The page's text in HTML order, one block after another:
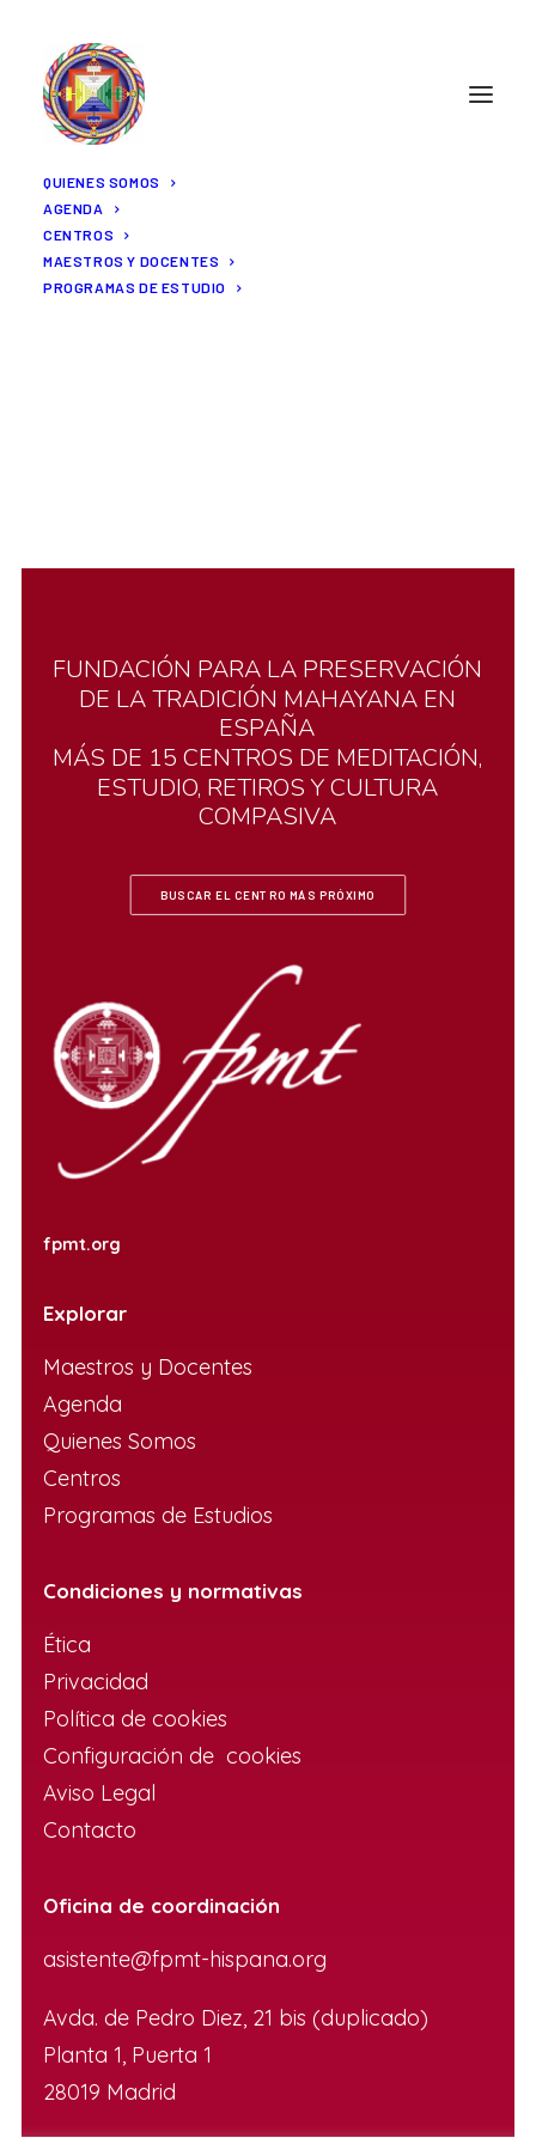
QUIENES SOMOS
AGENDA
CENTROS
MAESTROS Y DOCENTES
PROGRAMAS DE ESTUDIO
Nothing found.
FUNDACIÓN PARA LA PRESERVACIÓN
DE LATRADICIÓN MAHAYANA EN
ESPAÑA
MÁS DE 15 CENTROS DE MEDITACIÓN,
ESTUDIO, RETIROS YCULTURA
COMPASIVA
BUSCAR EL CENTRO MÁS PRÓXIMO
fpmt.org
Explorar
Maestros y Docentes
Agenda
Quienes Somos
Centros
Programas de Estudios
Condiciones y normativas
Ética
Privacidad
Política de cookies
Configuración de cookies
Aviso Legal
Contacto
Oficina de coordinación
asistente@fpmt-hispana.org
Avda. de Pedro Diez, 21 bis (duplicado)
Planta 1, Puerta 1
28019 Madrid